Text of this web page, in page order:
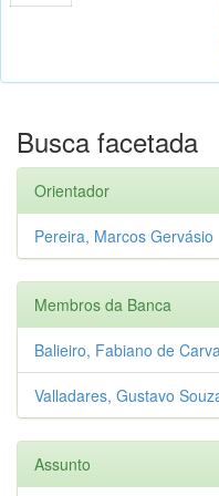
Busca facetada
Orientador
Pereira, Marcos Gervásio
Membros da Banca
Balieiro, Fabiano de
Valladares, Gustavo
Assunto